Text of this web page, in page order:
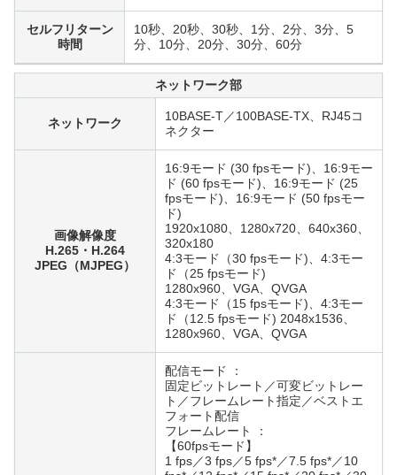
セルフリターン
時間
10秒、20秒、30秒、1分、2分、3分、5
分、10分、20分、30分、60分
ネットワーク部
ネットワーク
10BASE-T／100BASE-TX、RJ45コ
ネクター
画像解像度
H.265・H.264
JPEG（MJPEG）
16:9モード (30 fpsモード)、16:9モー
ド (60 fpsモード)、16:9モード (25
fpsモード)、16:9モード (50 fpsモー
ド)
1920x1080、1280x720、640x360、
320x180
4:3モード（30 fpsモード)、4:3モー
ド（25 fpsモード)
1280x960、VGA、QVGA
4:3モード（15 fpsモード)、4:3モー
ド（12.5 fpsモード) 2048x1536、
1280x960、VGA、QVGA
配信モード ：
固定ビットレート／可変ビットレー
ト／フレームレート指定／ベストエ
フォート配信
フレームレート ：
【60fpsモード】
1 fps／3 fps／5 fps*／7.5 fps*／10